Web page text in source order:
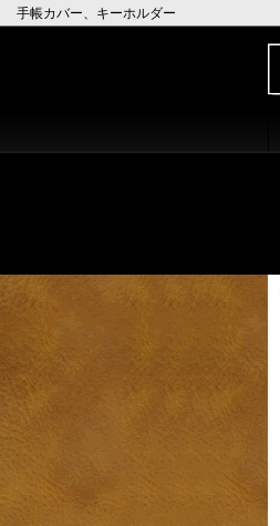
手帳カバー、キーホルダー